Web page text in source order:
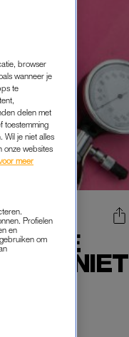
DE
'GENIET
browser
wanneer je
te
delen met
toestemming
Wil je niet alles
onze websites
meer
Profielen
en
om